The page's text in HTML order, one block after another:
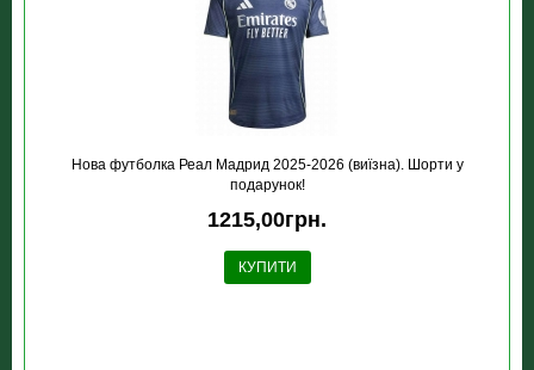
Нова футболка Реал Мадрид 2025-2026 (виїзна). Шорти у
подарунок!
1215,00грн.
КУПИТИ